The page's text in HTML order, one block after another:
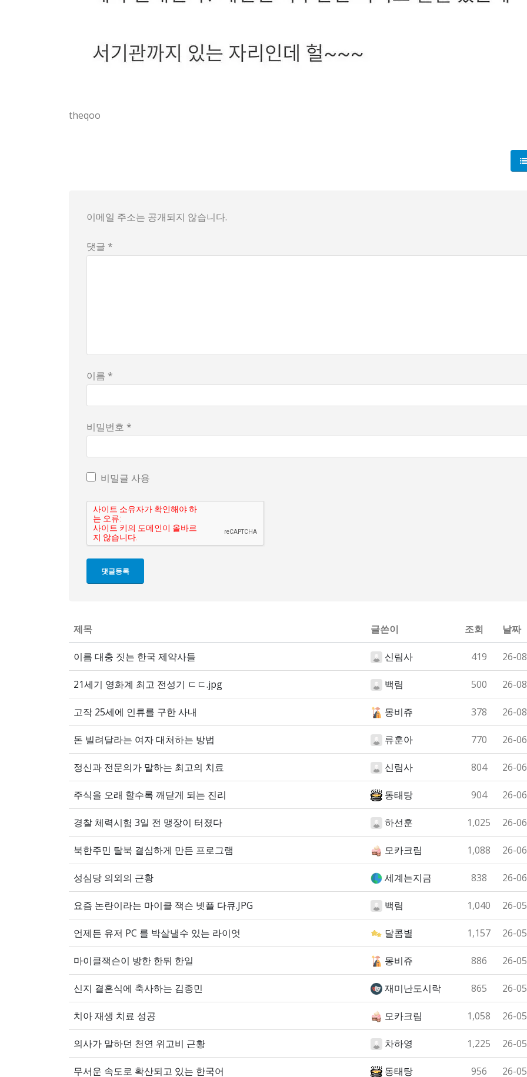
theqoo
지난 주 저녁 모임 자리에서 자리를 두고 분위기가 살짝 어색해졌다는 얘기가 있더라. MZ공무원이 자리를
이메일 주소는 공개되지 않습니다.
댓글 *
이름 *
비밀번호 *
비밀글 사용
제목 글쓴이 조회 날짜
이름 대충 짓는 한국 제약사들 신림사 419 26-
21세기 영화계 최고 전성기 ㄷㄷ.jpg 백림 500 26-
고작 25세에 인류를 구한 사내 몽비쥬 378 26-
돈 빌려달라는 여자 대처하는 방법 류훈아 770 26-
정신과 전문의가 말하는 최고의 치료 신림사 804 26-
주식을 오래 할수록 깨닫게 되는 진리 동태탕 904 26-
경찰 체력시험 3일 전 맹장이 터졌다 하선훈 1,025 26-
북한주민 탈북 결심하게 만든 프로그램 모카크림 1,088 26-
성심당 의외의 근황 세계는지금 838 26-
요즘 논란이라는 마이클 잭슨 넷플 다큐.JPG 백림 1,040 26-
언제든 유저 PC 를 박살낼수 있는 라이엇 달콤별 1,157 26-
마이클잭슨이 방한 한뒤 한일 몽비쥬 886 26-
신지 결혼식에 축사하는 김종민 재미난도시락 865 26-
치아 재생 치료 성공 모카크림 1,058 26-
의사가 말하던 천연 위고비 근황 차하영 1,225 26-
무서운 속도로 확산되고 있는 한국어 동태탕 956 26-